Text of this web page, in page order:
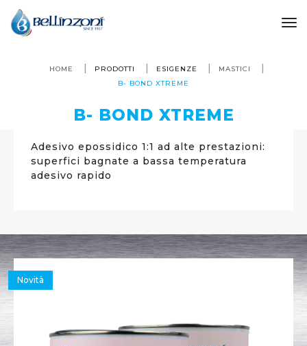
HOME PRODOTTI ESIGENZE
MASTICI
B- BOND XTREME
B- BOND XTREME
Adesivo epossidico 1:1 ad alte prestazioni:
superfici bagnate a bassa temperatura
adesivo rapido
Novità